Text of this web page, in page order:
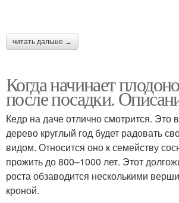
читать дальше →
Когда начинает
после посадки.
Кедр на даче отлично смотрится. Это
дерево круглый год будет радовать
видом. Относится оно к семейству
прожить до 800–1000 лет. Этот
роста обзаводится несколькими
кроной.